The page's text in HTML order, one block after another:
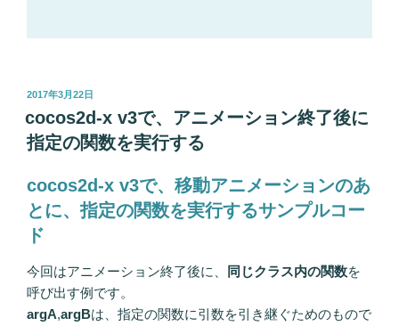
投
日:
2017年3月22日
cocos2d-x v3で、アニメーション終了後に
指定の関数を実行する
cocos2d-x v3で、移動アニメーションのあ
とに、指定の関数を実行するサンプルコー
ド
今回はアニメーション終了後に、 同じクラス内の関数を
呼び出す例です。
argA,argBは、指定の関数に引数を引き継ぐためのもので